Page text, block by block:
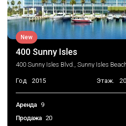
New
400 Sunny Isles
400 Sunny Isles Blvd., Sunny Isles
Год 2015 Этаж. 20
Аренда 9
Продажа 20